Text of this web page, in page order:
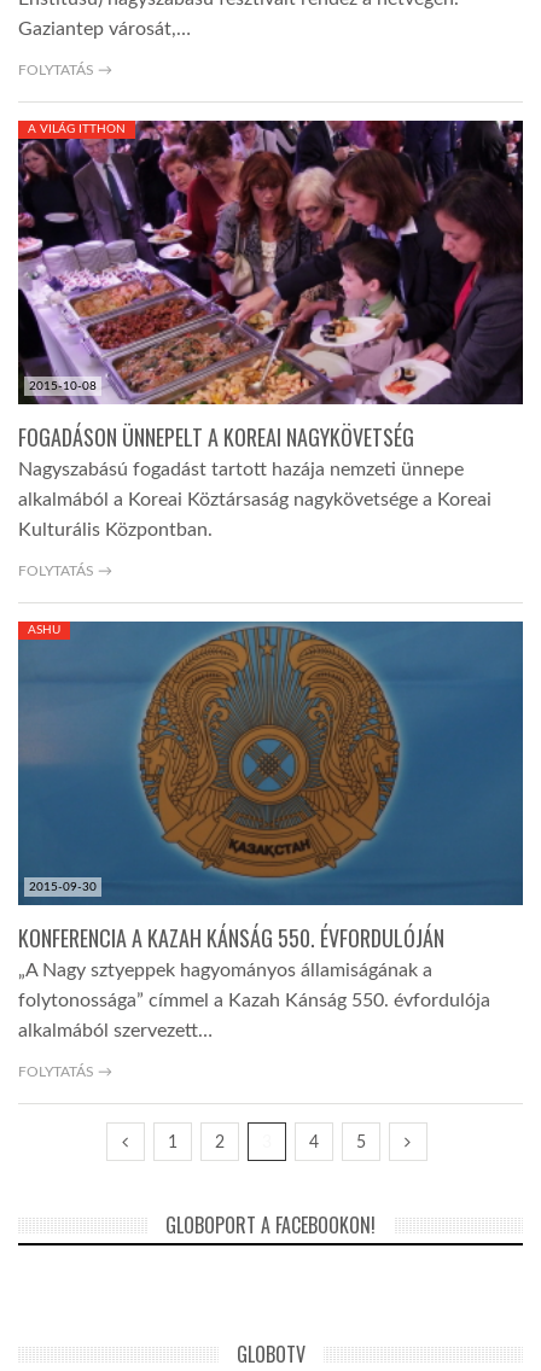
Gaziantep városát,…
FOLYTATÁS →
2015-10-08
A VILÁG ITTHON
FOGADÁSON ÜNNEPELT A KOREAI NAGYKÖVETSÉG
Nagyszabású fogadást tartott hazája nemzeti ünnepe
alkalmából a Koreai Köztársaság nagykövetsége a Koreai
Kulturális Központban.
FOLYTATÁS →
2015-09-30
ASHU
KONFERENCIA A KAZAH KÁNSÁG 550. ÉVFORDULÓJÁN
„A Nagy sztyeppek hagyományos államiságának a
folytonossága” címmel a Kazah Kánság 550. évfordulója
alkalmából szervezett…
FOLYTATÁS →
1 2 4 5
GLOBOPORT A FACEBOOKON!
GLOBOTV